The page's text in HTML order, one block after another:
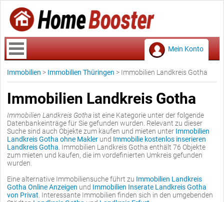
Mein Konto
Immobilien > Immobilien Thüringen > Immobilien Landkreis Gotha
Immobilien Landkreis Gotha
Immobilien Landkreis Gotha ist eine Kategorie unter der folgende
Datenbankeinträge für Sie gefunden wurden. Relevant zu dieser
Suche sind auch Objekte zum kaufen und mieten unter Immobilien
Landkreis Gotha ohne Makler und Immobilie kostenlos inserieren
Landkreis Gotha . Immobilien Landkreis Gotha enthält 76 Objekte
zum mieten und kaufen, die im vordefinierten Umkreis gefunden
wurden.
Eine alternative Immobiliensuche führt zu Immobilien Landkreis
Gotha Online Anzeigen und Immobilien Inserate Landkreis Gotha
von Privat . Interessante Immobilien finden sich in den umgebenden